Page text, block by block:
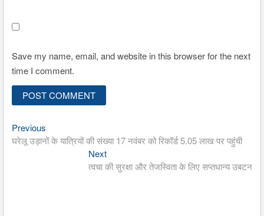
Save my name, email, and website in this browser for the next
time I comment.
Post
navigation
PreviousPrevious
post:
घरेलू उड़ानों के यात्रियों की संख्या 17 नवंबर को रिकॉर्ड 5.05 लाख पर पहुंची
NextNext
post:
त्वचा की सुरक्षा और तेजस्विता के लिए सप्तधान्य उबटन